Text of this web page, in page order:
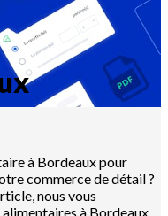
à Bordeaux pour
commerce de détail ?
nous vous
à Bordeaux,